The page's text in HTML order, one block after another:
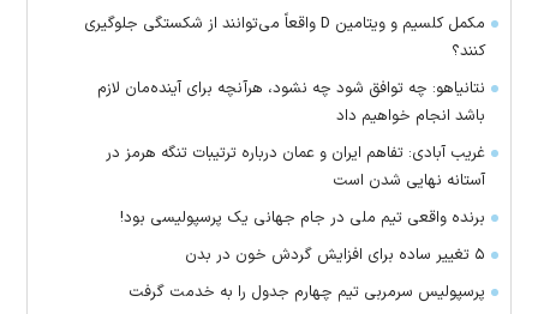
مکمل کلسیم و ویتامین D واقعاً می‌توانند از شکستگی جلوگیری
کنند؟
نتانیاهو: چه توافق شود چه نشود، هرآنچه برای آینده‌مان لازم
باشد انجام خواهیم داد
غریب آبادی: تفاهم ایران و عمان درباره ترتیبات تنگه هرمز در
آستانه نهایی شدن است
برنده واقعی تیم ملی در جام جهانی یک پرسپولیسی بود!
۵ تغییر ساده برای افزایش گردش خون در بدن
پرسپولیس سرمربی تیم چهارم جدول را به خدمت گرفت